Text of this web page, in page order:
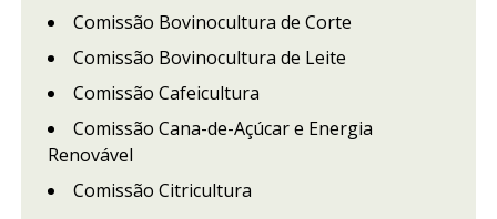
Comissão Bovinocultura de Corte
Comissão Bovinocultura de Leite
Comissão Cafeicultura
Comissão Cana-de-Açúcar e Energia
Renovável
Comissão Citricultura